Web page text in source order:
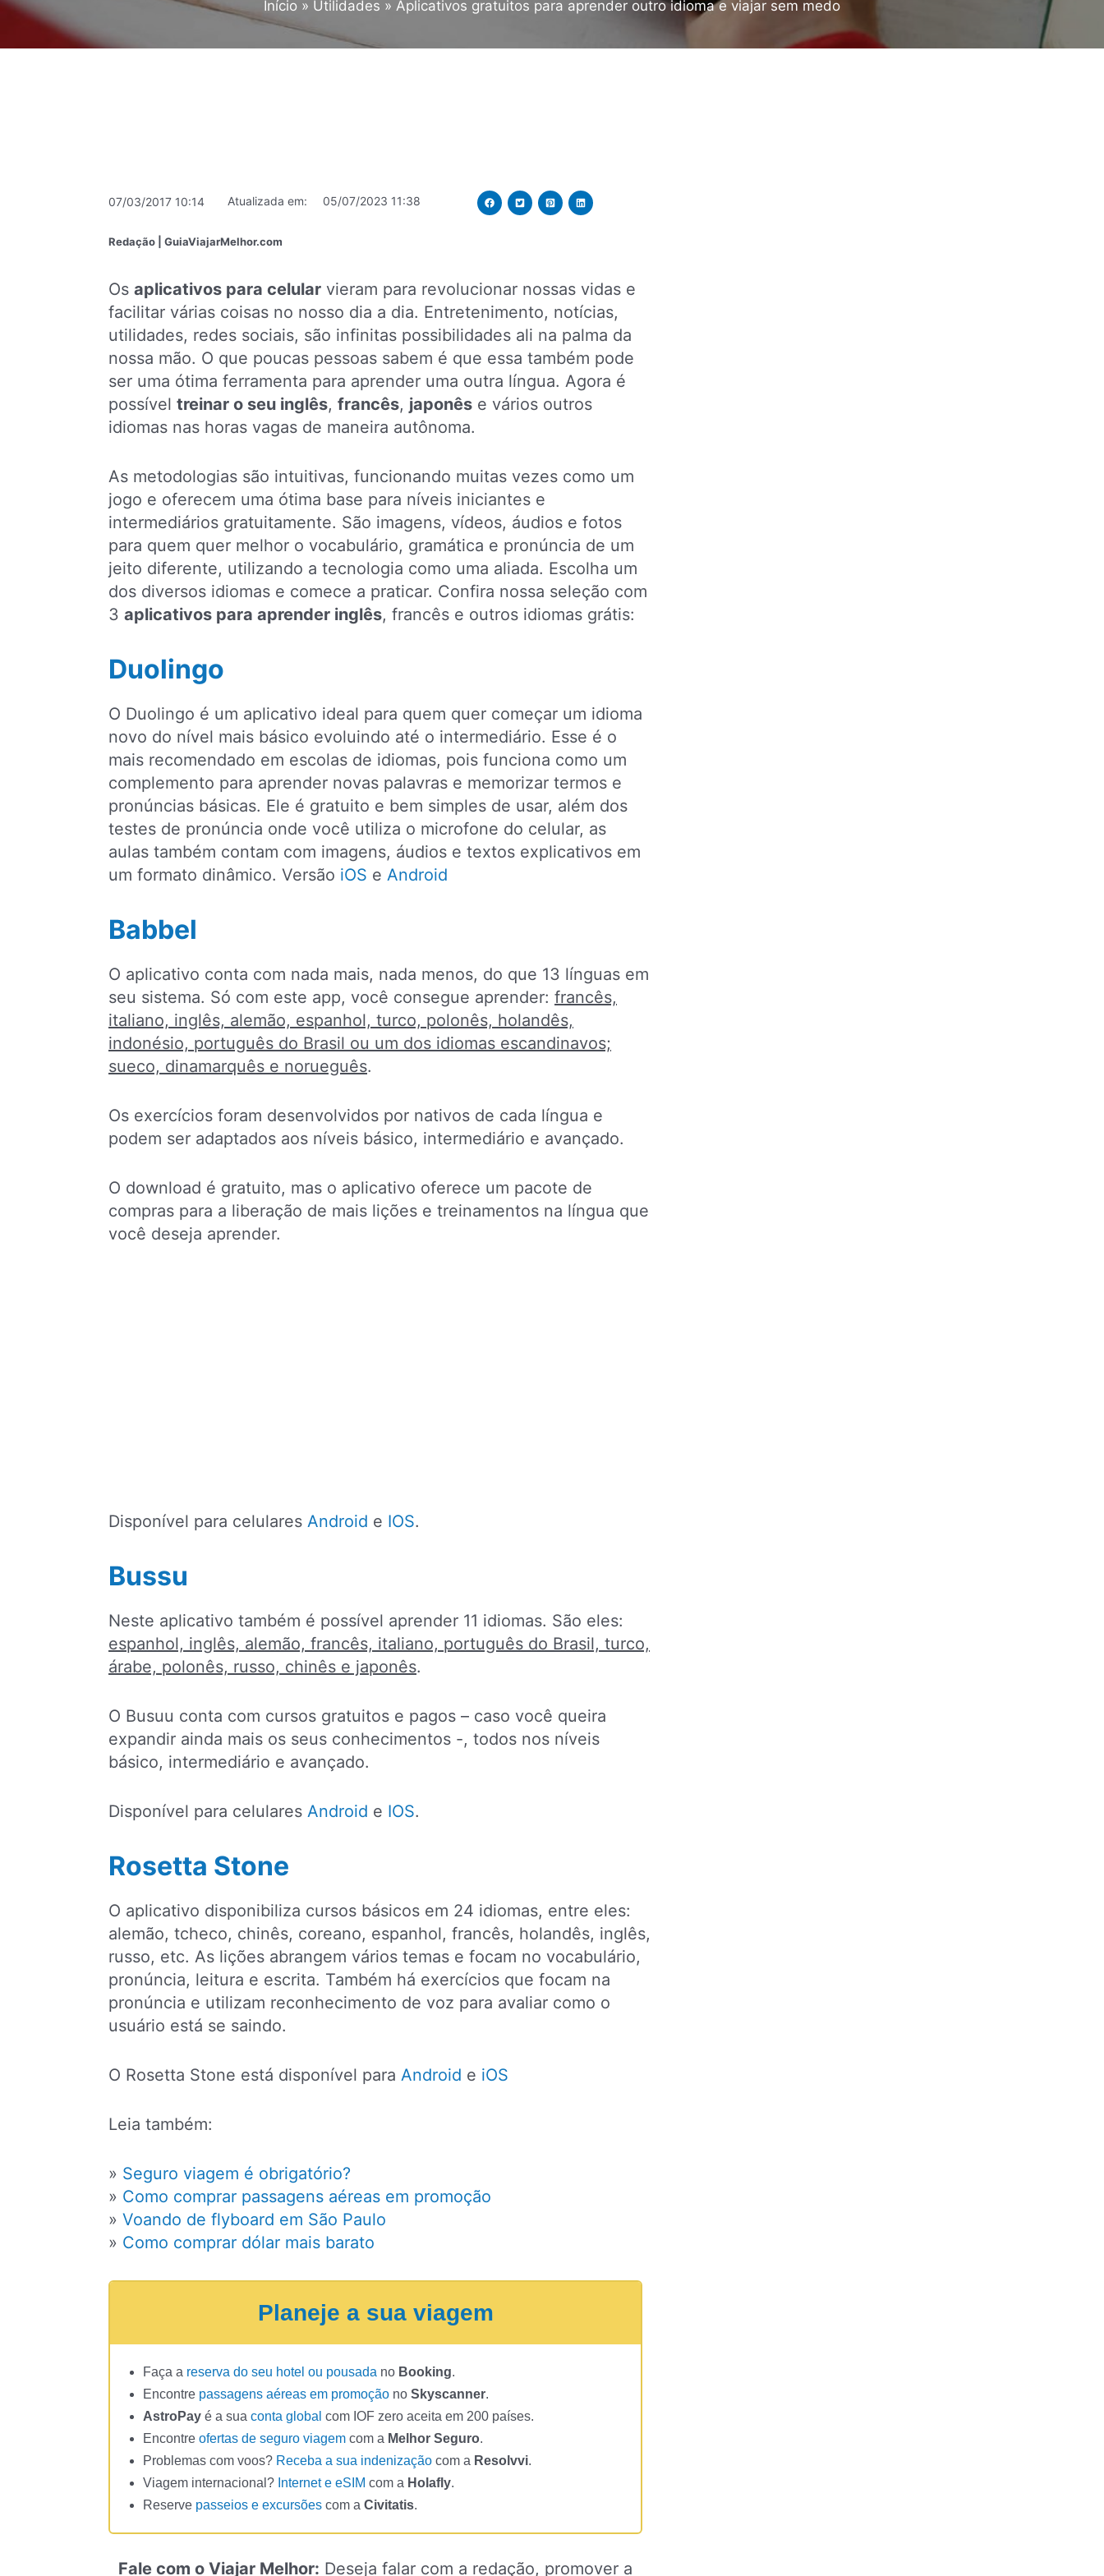
Início Utilidades Aplicativos gratuitos para aprender outro idioma e viajar sem medo
07/03/2017 10:14 Atualizada em: 05/07/2023 11:38
Redação | GuiaViajarMelhor.com
Os aplicativos para celular vieram para revolucionar nossas vidas e
facilitar várias coisas no nosso dia a dia. Entretenimento, notícias,
utilidades, redes sociais, são infinitas possibilidades ali na palma da
nossa mão. O que poucas pessoas sabem é que essa também pode
ser uma ótima ferramenta para aprender uma outra língua. Agora é
possível treinar o seu inglês, francês, japonês e vários outros
idiomas nas horas vagas de maneira autônoma.
As metodologias são intuitivas, funcionando muitas vezes como um
jogo e oferecem uma ótima base para níveis iniciantes e
intermediários gratuitamente. São imagens, vídeos, áudios e fotos
para quem quer melhor o vocabulário, gramática e pronúncia de um
jeito diferente, utilizando a tecnologia como uma aliada. Escolha um
dos diversos idiomas e comece a praticar. Confira nossa seleção com
3 aplicativos para aprender inglês, francês e outros idiomas grátis:
Duolingo
O Duolingo é um aplicativo ideal para quem quer começar um idioma
novo do nível mais básico evoluindo até o intermediário. Esse é o
mais recomendado em escolas de idiomas, pois funciona como um
complemento para aprender novas palavras e memorizar termos e
pronúncias básicas. Ele é gratuito e bem simples de usar, além dos
testes de pronúncia onde você utiliza o microfone do celular, as
aulas também contam com imagens, áudios e textos explicativos em
um formato dinâmico. Versão iOS e Android
Babbel
O aplicativo conta com nada mais, nada menos, do que 13 línguas em
seu sistema. Só com este app, você consegue aprender: francês,
italiano, inglês, alemão, espanhol, turco, polonês, holandês,
indonésio, português do Brasil ou um dos idiomas escandinavos;
sueco, dinamarquês e norueguês.
Os exercícios foram desenvolvidos por nativos de cada língua e
podem ser adaptados aos níveis básico, intermediário e avançado.
O download é gratuito, mas o aplicativo oferece um pacote de
compras para a liberação de mais lições e treinamentos na língua que
você deseja aprender.
Disponível para celulares Android e IOS.
Bussu
Neste aplicativo também é possível aprender 11 idiomas. São eles:
espanhol, inglês, alemão, francês, italiano, português do Brasil, turco,
árabe, polonês, russo, chinês e japonês.
O Busuu conta com cursos gratuitos e pagos – caso você queira
expandir ainda mais os seus conhecimentos -, todos nos níveis
básico, intermediário e avançado.
Disponível para celulares Android e IOS.
Rosetta Stone
O aplicativo disponibiliza cursos básicos em 24 idiomas, entre eles:
alemão, tcheco, chinês, coreano, espanhol, francês, holandês, inglês,
russo, etc. As lições abrangem vários temas e focam no vocabulário,
pronúncia, leitura e escrita. Também há exercícios que focam na
pronúncia e utilizam reconhecimento de voz para avaliar como o
usuário está se saindo.
O Rosetta Stone está disponível para Android e iOS
Leia também:
» Seguro viagem é obrigatório?
» Como comprar passagens aéreas em promoção
» Voando de flyboard em São Paulo
» Como comprar dólar mais barato
Planeje a sua viagem
Faça a reserva do seu hotel ou pousada no Booking.
Encontre passagens aéreas em promoção no Skyscanner.
AstroPay é a sua conta global com IOF zero aceita em 200 países.
Encontre ofertas de seguro viagem com a Melhor Seguro.
Problemas com voos? Receba a sua indenização com a Resolvvi.
Viagem internacional? Internet e eSIM com a Holafly.
Reserve passeios e excursões com a Civitatis.
Fale com o Viajar Melhor: Deseja falar com a redação, promover a